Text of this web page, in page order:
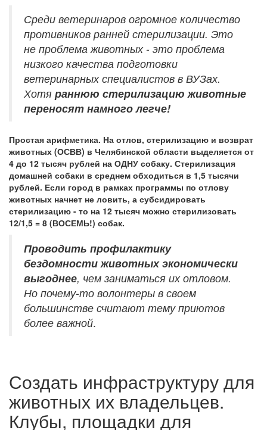
Среди ветеринаров огромное количество
противников ранней стерилизации. Это
не проблема животных - это проблема
низкого качества подготовки
ветеринарных специалистов в ВУЗах.
Хотя раннюю стерилизацию животные
переносят намного легче!
Простая арифметика. На отлов, стерилизацию и возврат
животных (ОСВВ) в Челябинской области выделяется от
4 до 12 тысяч рублей на ОДНУ собаку. Стерилизация
домашней собаки в среднем обходиться в 1,5 тысячи
рублей. Если город в рамках программы по отлову
животных начнет не ловить, а субсидировать
стерилизацию - то на 12 тысяч можно стерилизовать
12/1,5 = 8 (ВОСЕМЬ!) собак.
Проводить профилактику
бездомности животных экономически
выгоднее, чем заниматься их отловом.
Но почему-то волонтеры в своем
большинстве считают тему приютов
более важной.
Создать инфраструктуру для
животных их владельцев.
Клубы, площадки для